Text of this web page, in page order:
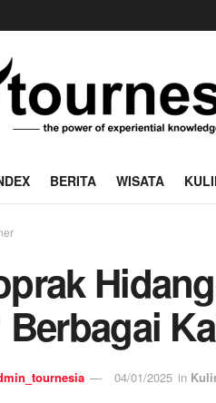
BERITA WISATA
Berbagai
04/01/2025 in